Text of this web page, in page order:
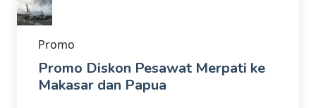
Promo
Promo Diskon Pesawat Merpati ke
Makasar dan Papua